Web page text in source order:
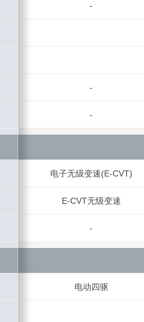
-
-
-
电子无级变速(E-CVT)
E-CVT无级变速
-
电动四驱